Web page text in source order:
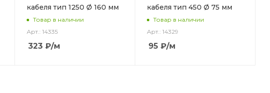
кабеля тип 1250 Ø 160 мм
Товар в наличии
Арт.: 14335
323₽/м
кабеля тип 450 Ø 75 мм
Товар в наличии
Арт.: 14329
95₽/м